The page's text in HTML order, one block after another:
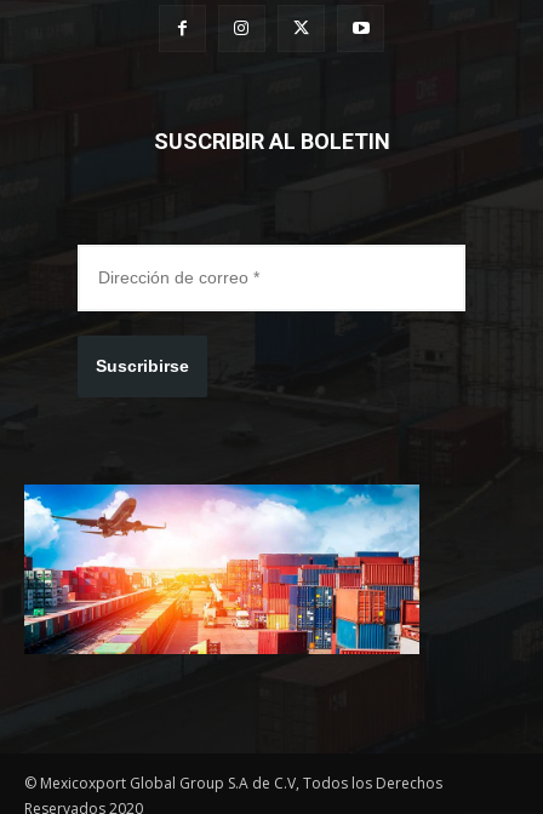
SUSCRIBIR AL BOLETIN
Suscribirse
© Mexicoxport Global Group S.A de C.V, Todos los Derechos
Reservados 2020